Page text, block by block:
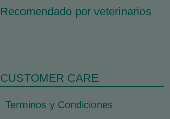
Recomendado por veterinarios
CUSTOMER CARE
Terminos y Condiciones